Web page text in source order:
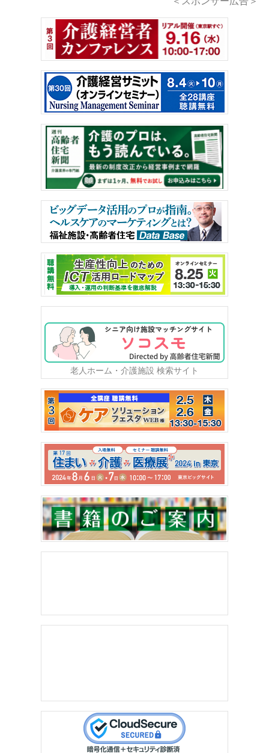
老人ホーム・介護施設 検索サイト